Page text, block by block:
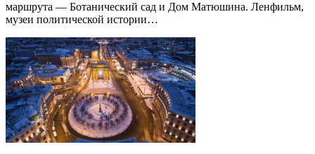
маршрута — Ботанический сад и Дом Матюшина. Ленфильм,
музеи политической истории…